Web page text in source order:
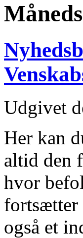
Udgivet
Her kan
altid den
hvor
fortsætter
også et